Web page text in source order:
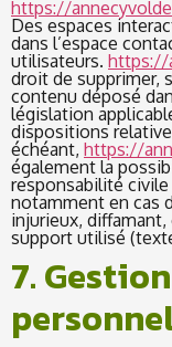
https://
Des espaces
dans l’espace
utilisateurs. https://
droit de supprimer,
contenu déposé
législation
dispositions
échéant, https://
également la
responsabilité
notamment en cas
injurieux,
support utilisé
7.